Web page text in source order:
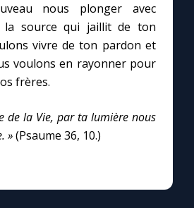
nous plonger avec
la source qui jaillit de ton
vivre de ton pardon et
voulons en rayonner pour
frères.
de la Vie, par ta lumière nous
»(Psaume 36, 10.)